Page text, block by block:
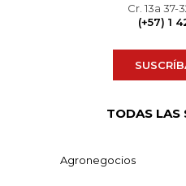
Cr. 13a 37-
(+57) 1
TODAS LAS
Agronegocios